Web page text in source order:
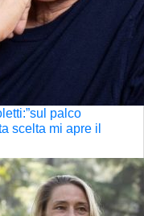
palco
scelta mi apre il